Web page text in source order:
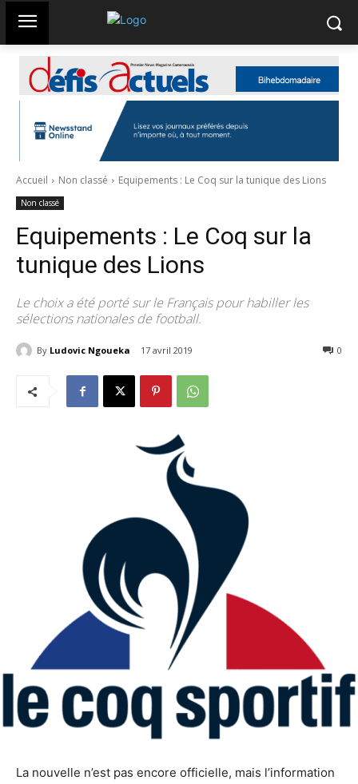
Accueil Non classé Equipements : Le Coq sur la tunique des Lions
Non classé
Equipements : Le Coq sur la
tunique des Lions
Le choix a été porté sur le Français pour habiller les
sélections nationales de football.
By Ludovic Ngoueka 17 avril 2019 0
La nouvelle n’est pas encore officielle, mais l’information